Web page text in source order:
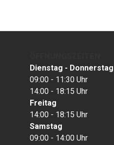
Dienstag - Donnerstag
09:00 - 11:30 Uhr
14:00 - 18:15 Uhr
Freitag
14:00 - 18:15 Uhr
Samstag
09:00 - 14:00 Uhr